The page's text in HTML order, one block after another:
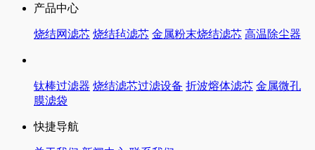
产品中心
烧结网滤芯 烧结毡滤芯 金属粉末烧结滤芯 高温除尘器
钛棒过滤器 烧结滤芯过滤设备 折波熔体滤芯 金属微孔
膜滤袋
快捷导航